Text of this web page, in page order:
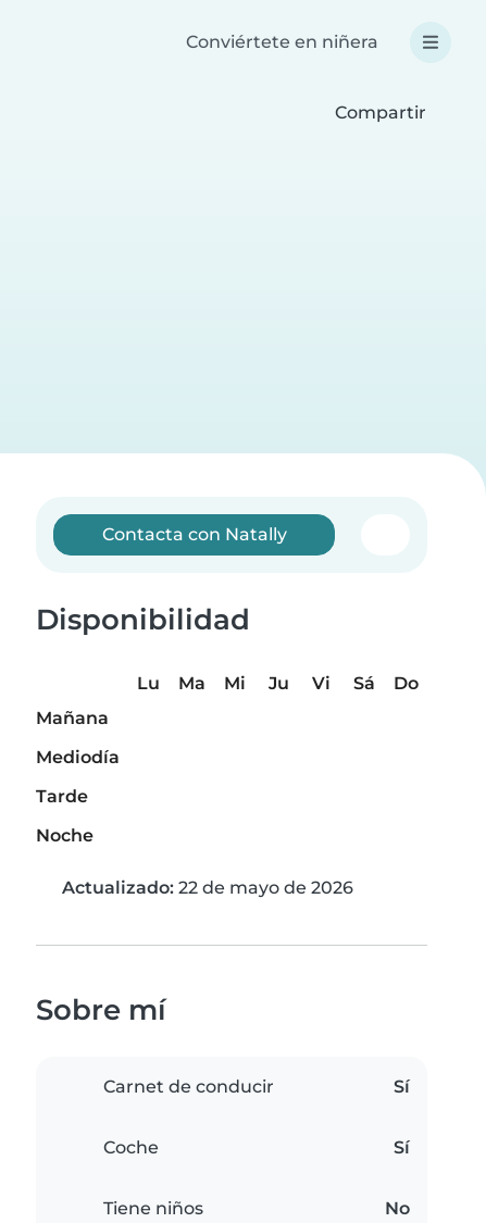
Conviértete en niñera
Compartir
Contacta con Natally
Disponibilidad
Lu Ma Mi Ju Vi Sá
Do
Mañana
Mediodía
Tarde
Noche
Actualizado: 22 de mayo de 2026
Sobre mí
Carnet de conducir Sí
Coche Sí
Tiene niños No